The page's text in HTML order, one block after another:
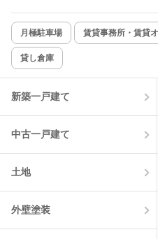
月極駐車場 賃貸事務所・賃貸
貸し倉庫
新築一戸建て
中古一戸建て
土地
外壁塗装